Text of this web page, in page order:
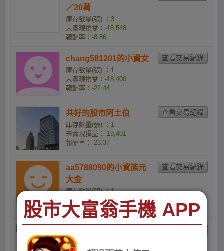
／20萬
庫存數量(張) ：3
未實現損益： -18,548
報酬率： -8.86
chang581201的小資女
庫存數量(張) ：1
未實現損益： -18,400
報酬率： -22.44
共好的股市阿土伯
庫存數量(張) ：1
未實現損益： -19,401
報酬率： -23.37
aa5788090的小資族元
大金
庫存數量(張) ：1
未實現損益：-24,709
報酬率：-27.98
庫存數量(張) ：1
股市大富翁手機 APP